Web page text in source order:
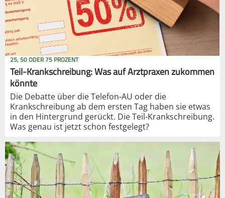
25, 50 ODER 75 PROZENT
Teil-Krankschreibung: Was auf Arztpraxen zukommen
könnte
Die Debatte über die Telefon-AU oder die
Krankschreibung ab dem ersten Tag haben sie etwas
in den Hintergrund gerückt. Die Teil-Krankschreibung.
Was genau ist jetzt schon festgelegt?